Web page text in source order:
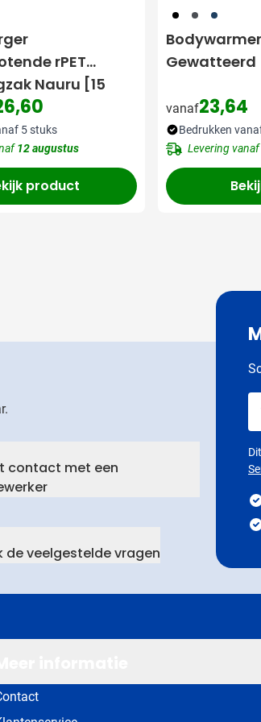
rPET
Nauru [15
prijs
Speciale prijs
5 stuks
12 augustus
product
001 874 536
Gewatteerd
vanaf23,64
Bedrukken
Levering vanaf
contact met een
de veelgestelde vragen